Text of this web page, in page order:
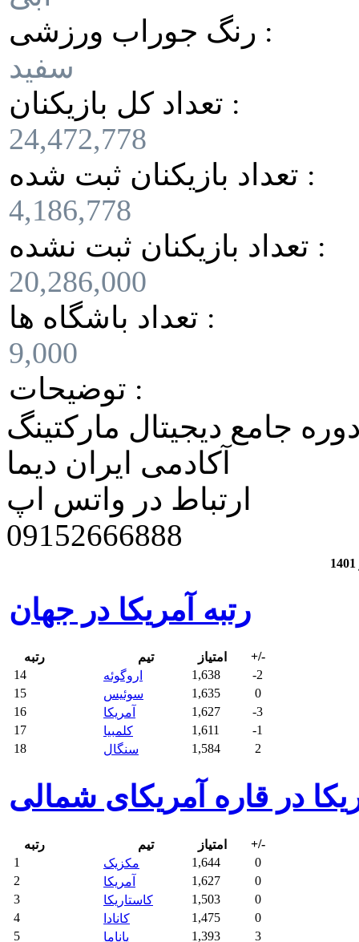
رنگ جوراب ورزشی :
تعداد کل بازیکنان :
24,472,778
تعداد بازیکنان ثبت شده :
4,186,778
تعداد بازیکنان ثبت نشده :
20,286,000
تعداد باشگاه ها :
9,000
توضیحات :
جامع دیجیتال مارکتینگ
آکادمی ایران دیما
ارتباط در واتس اپ
​09152666888
رتبه آمریکا در جهان
رتبه تیم امتیاز
+/-
14
اروگوئه 1,638
-2
15
سوئیس 1,635
0
16
آمریکا 1,627
-3
17
کلمبیا 1,611
-1
18
سنگال 1,584 2
در قاره آمریکای شمالی
رتبه تیم امتیاز
+/-
1
مکزیک 1,644
0
2
آمریکا 1,627
0
3
کاستاریکا 1,503
0
4
کانادا 1,475
0
5
پاناما 1,393 3